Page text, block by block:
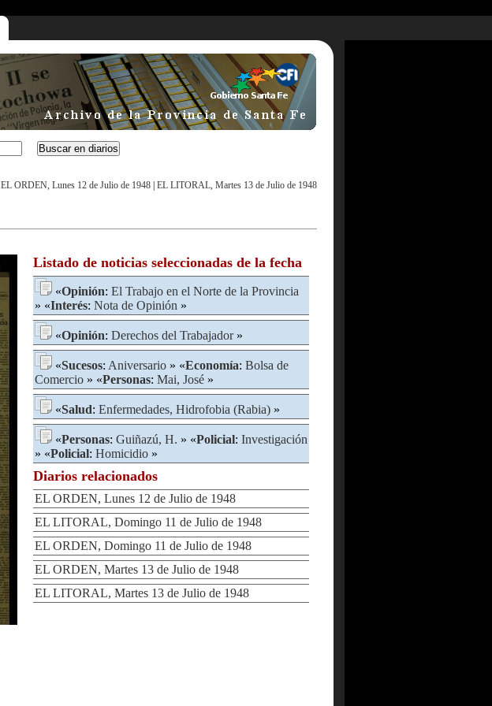
EL ORDEN, Lunes 12 de Julio de 1948 EL LITORAL, Martes 13 de Julio de 1948
Listado de noticias seleccionadas de la fecha
«Opinión: El Trabajo en el Norte de la Provincia
» «Interés: Nota de Opinión »
«Opinión: Derechos del Trabajador»
«Sucesos: Aniversario » «Economía: Bolsa de
Comercio » «Personas: Mai, José »
«Salud: Enfermedades, Hidrofobia (Rabia) »
«Personas: Guiñazú, H. » «Policial: Investigación
» «Policial: Homicidio »
Diarios relacionados
EL ORDEN, Lunes 12 de Julio de 1948
EL LITORAL, Domingo 11 de Julio de 1948
EL ORDEN, Domingo 11 de Julio de 1948
EL ORDEN, Martes 13 de Julio de 1948
EL LITORAL, Martes 13 de Julio de 1948